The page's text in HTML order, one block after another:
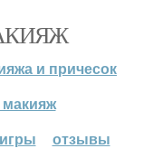
и причесок
макияж
игры отзывы